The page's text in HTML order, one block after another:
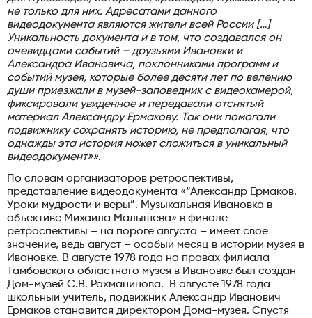
не только для них. Адресатами данного
видеодокумента являются жители всей России […]
Уникальность документа и в том, что создавался он
очевидцами событий – друзьями Ивановки и
Александра Ивановича, поклонниками программ и
событий музея, которые более десяти лет по велению
души приезжали в музей-заповедник с видеокамерой,
фиксировали увиденное и передавали отснятый
материал Александру Ермакову. Так они помогали
подвижнику сохранять историю, не предполагая, что
однажды эта история может сложиться в уникальный
видеодокумент»».
По словам организаторов ретроспективы,
представление видеодокумента «“Александр Ермаков.
Уроки мудрости и веры”. Музыкальная Ивановка в
объективе Михаила Малышева» в финале
ретроспективы – на пороге августа – имеет свое
значение, ведь август – особый месяц в истории музея в
Ивановке. В августе 1978 года на правах филиала
Тамбовского областного музея в Ивановке был создан
Дом-музей С.В. Рахманинова. В августе 1978 года
школьный учитель, подвижник Александр Иванович
Ермаков становится директором Дома-музея. Спустя